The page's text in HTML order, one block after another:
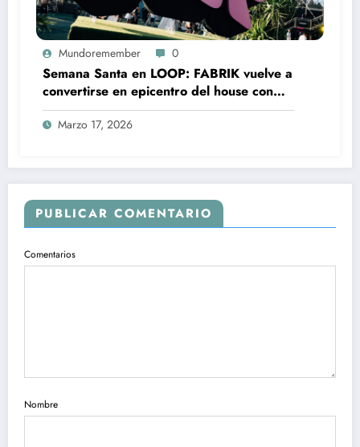
Mundoremember 0
Semana Santa en LOOP: FABRIK vuelve a
convertirse en epicentro del house con
Loco Dice, Franky Rizardo o BLOND:ISH
Marzo 17, 2026
PUBLICAR COMENTARIO
Comentarios
Nombre